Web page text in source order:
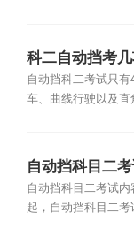
科二自动挡考
自动挡科二考试只
车、曲线行驶以及直
自动挡科目二
自动挡科目二考试内
起，自动挡科目二考